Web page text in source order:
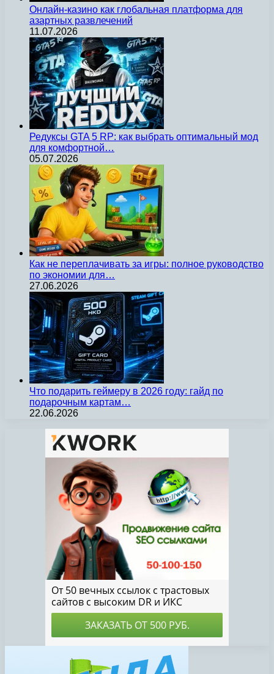
Онлайн-казино как глобальная платформа для
азартных развлечений
11.07.2026
Редуксы GTA 5 RP: как выбрать оптимальный мод
для комфортной…
05.07.2026
Как не переплачивать за игры: полное руководство
по экономии для…
27.06.2026
Что подарить геймеру в 2026 году: гайд по
подарочным картам…
22.06.2026